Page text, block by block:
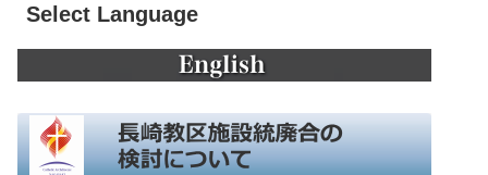
Select Language